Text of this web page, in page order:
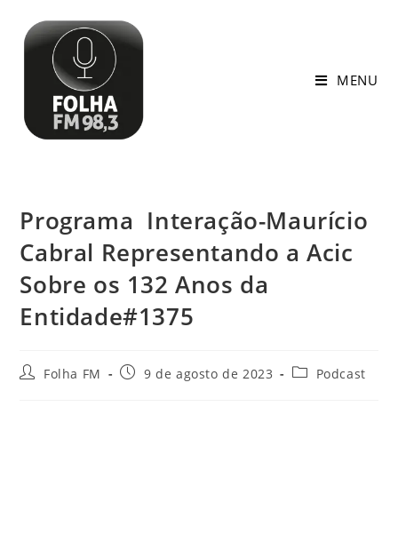
MENU
Programa Interação-Maurício
Cabral Representando a Acic
Sobre os 132 Anos da
Entidade#1375
Folha FM 9 de agosto de 2023 Podcast